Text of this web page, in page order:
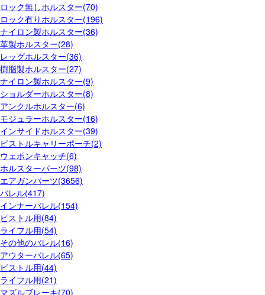
ロック無しホルスター(70)
ロック有りホルスター(196)
ナイロン製ホルスター(36)
革製ホルスター(28)
レッグホルスター(36)
樹脂製ホルスター(27)
ナイロン製ホルスター(9)
ショルダーホルスター(8)
アンクルホルスター(6)
モジュラーホルスター(16)
インサイドホルスター(39)
ピストルキャリーポーチ(2)
ウェポンキャッチ(6)
ホルスターパーツ(98)
エアガンパーツ(3656)
バレル(417)
インナーバレル(154)
ピストル用(84)
ライフル用(54)
その他のバレル(16)
アウターバレル(65)
ピストル用(44)
ライフル用(21)
マズルブレーキ(70)